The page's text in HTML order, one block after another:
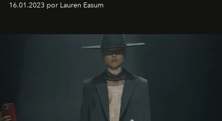
transportador AMTD abrindo caminho para muitos
por propósitos, com um claro senso de missão na vida e
16.01.2023 por Lauren Easum